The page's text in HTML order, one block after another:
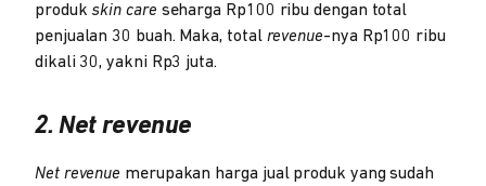
produk skin care seharga Rp100 ribu dengan total
penjualan 30 buah. Maka, total revenue-nya Rp100 ribu
dikali 30, yakni Rp3 juta.
2. Net revenue
Net revenue merupakan harga jual produk yang sudah